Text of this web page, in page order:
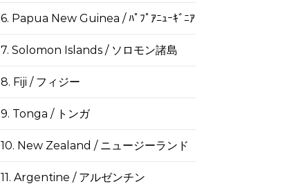
6. Papua New Guinea / ﾊﾟﾌﾟｱﾆｭｰｷﾞﾆｱ
7. Solomon Islands / ソロモン諸島
8. Fiji / フィジー
9. Tonga / トンガ
10. New Zealand / ニュージーランド
11. Argentine / アルゼンチン